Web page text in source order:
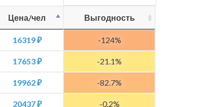
Цена/чел Выгодность
16319 ₽ -124%
17653 ₽ -21.1%
19962 ₽ -82.7%
20437 ₽ -0.2%